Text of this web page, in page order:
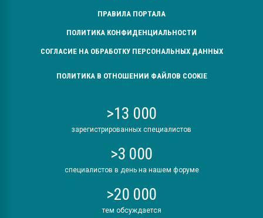
ПРАВИЛА ПОРТАЛА
ПОЛИТИКА КОНФИДЕНЦИАЛЬНОСТИ
СОГЛАСИЕ НА ОБРАБОТКУ ПЕРСОНАЛЬНЫХ ДАННЫХ
ПОЛИТИКА В ОТНОШЕНИИ ФАЙЛОВ COOKIE
>13 000
зарегистрированных специалистов
>3 000
специалистов в день на нашем форуме
>20 000
тем обсуждается